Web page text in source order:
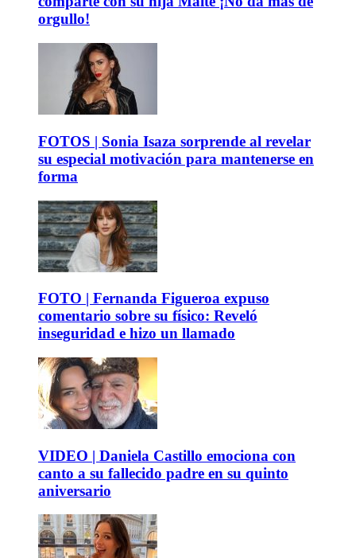
orgullo!
FOTOS | Sonia Isaza sorprende al revelar
su especial motivación para mantenerse en
forma
FOTO | Fernanda Figueroa expuso
comentario sobre su físico: Reveló
inseguridad e hizo un llamado
VIDEO | Daniela Castillo emociona con
canto a su fallecido padre en su quinto
aniversario